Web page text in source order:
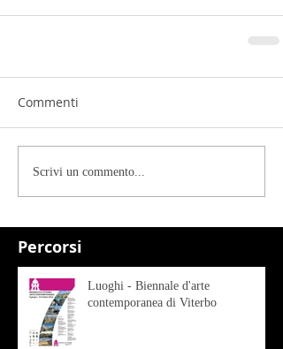
Percorsi
Commenti
Scrivi un commento...
Luoghi - Biennale d'arte
contemporanea di Viterbo